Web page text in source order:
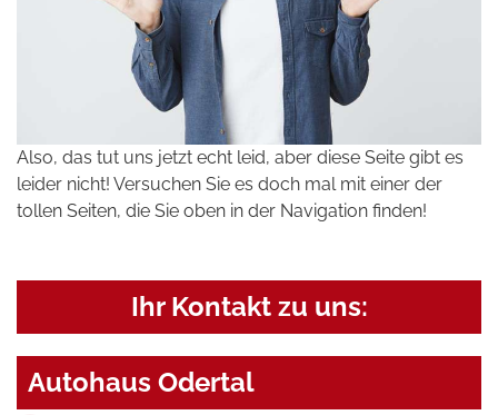
Also, das tut uns jetzt echt leid, aber diese Seite gibt es
leider nicht! Versuchen Sie es doch mal mit einer der
tollen Seiten, die Sie oben in der Navigation finden!
Ihr Kontakt zu uns:
Autohaus Odertal